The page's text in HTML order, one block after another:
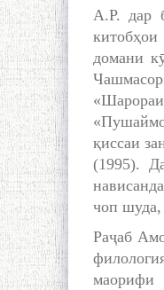
А.Р. дар
домани
қиссаи
(1995).
чоп шуда,
Раҷаб
маорифи